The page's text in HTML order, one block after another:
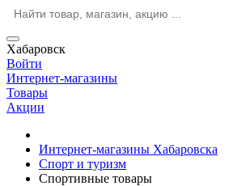
Хабаровск
Войти
Интернет-магазины
Товары
Акции
Интернет-магазины Хабаровска
Спорт и туризм
Спортивные товары